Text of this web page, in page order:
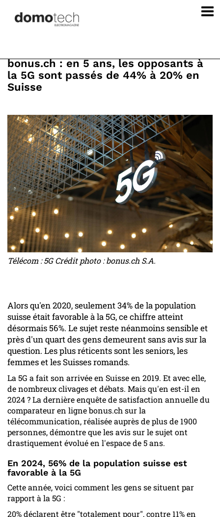
bonus.ch : en 5 ans, les opposants à
la 5G sont passés de 44% à 20% en
Suisse
Télécom : 5G Crédit photo : bonus.ch S.A.
Alors qu'en 2020, seulement 34% de la population
suisse était favorable à la 5G, ce chiffre atteint
désormais 56%. Le sujet reste néanmoins sensible et
près d'un quart des gens demeurent sans avis sur la
question. Les plus réticents sont les seniors, les
femmes et les Suisses romands.
La 5G a fait son arrivée en Suisse en 2019. Et avec elle,
de nombreux clivages et débats. Mais qu'en est-il en
2024 ? La dernière enquête de satisfaction annuelle du
comparateur en ligne bonus.ch sur la
télécommunication, réalisée auprès de plus de 1900
personnes, démontre que les avis sur le sujet ont
drastiquement évolué en l'espace de 5 ans.
En 2024, 56% de la population suisse est
favorable à la 5G
Cette année, voici comment les gens se situent par
rapport à la 5G :
20% déclarent être "totalement pour", contre 11% en